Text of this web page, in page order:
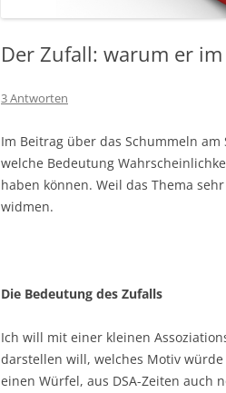
Der Zufall: warum er
3 Antworten
Im Beitrag über das Schummeln
welche Bedeutung
haben können. Weil das Thema
widmen.
Die Bedeutung des Zufalls
Ich will mit einer kleinen
darstellen will, welches Motiv
einen Würfel, aus DSA-Zeiten auch